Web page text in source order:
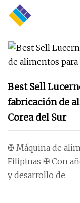
Best Sell
fabricación de
Corea del Sur
✠ Máquina de
Filipinas ✠ Con
y desarrollo de